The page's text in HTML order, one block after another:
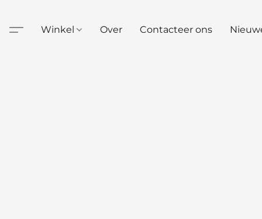
Winkel Over Contacteer ons